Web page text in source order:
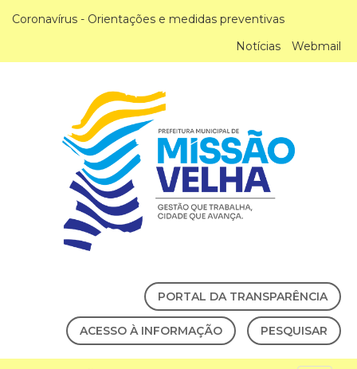
Coronavírus - Orientações e medidas preventivas
Notícias
Webmail
PORTAL DA TRANSPARÊNCIA
ACESSO À INFORMAÇÃO PESQUISAR